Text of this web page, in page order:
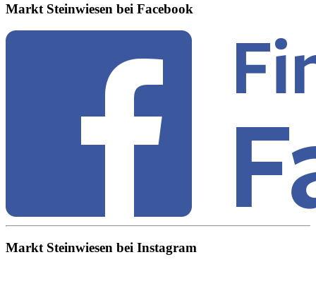
Markt Steinwiesen bei Facebook
Markt Steinwiesen bei Instagram